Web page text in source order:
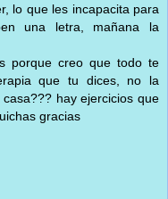
lo que les incapacita para
una letra, mañana la
porque creo que todo te
que tu dices, no la
hay ejercicios que
gracias